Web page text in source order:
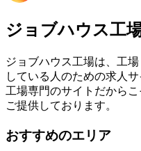
ジョブハウス工
ジョブハウス工場は、工
している人のための求人サ
工場専門のサイトだから
ご提供しております。
おすすめのエリア